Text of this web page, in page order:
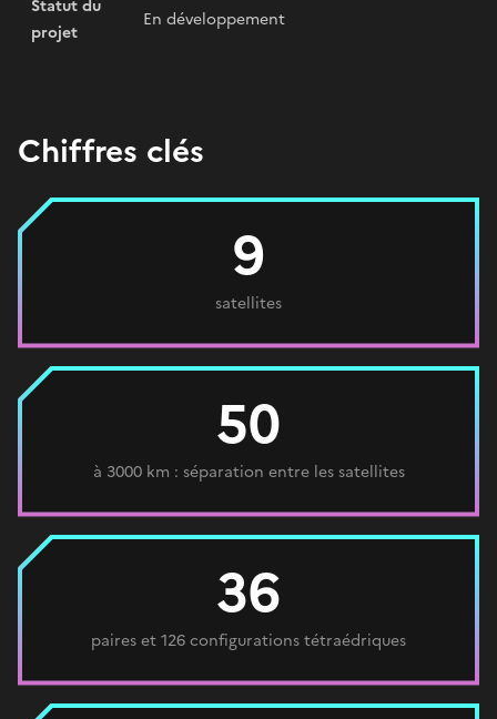
Statut du
projet
En développement
Chiffres clés
9
satellites
50
à 3000 km : séparation entre les satellites
36
paires et 126 configurations tétraédriques